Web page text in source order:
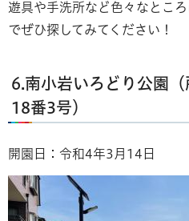
遊具や手洗所など色々なとこ
でぜひ探してみてください！
6.南小岩いろどり公園
18番3号）
開園日：令和4年3月14日